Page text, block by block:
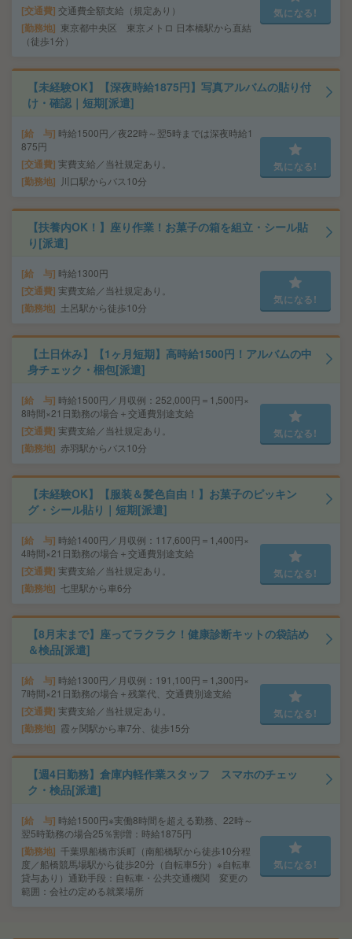
交通費 交通費全額支給（規定あり）
勤務地
東京都中央区 東京メトロ 日本橋駅から直結
（徒歩1分）
気になる!
【未経験OK】【深夜時給1875円】写真アルバムの貼り付
け・確認｜短期[派遣]
給 与 時給1500円／夜22時～翌5時までは深夜時給1
875円
交通費 実費支給／当社規定あり。
勤務地 川口駅からバス10分
気になる!
【扶養内OK！】座り作業！お菓子の箱を組立・シール貼
り[派遣]
給 与 時給1300円
交通費 実費支給／当社規定あり。
勤務地 土呂駅から徒歩10分
気になる!
【土日休み】【1ヶ月短期】高時給1500円！アルバムの中
身チェック・梱包[派遣]
給 与 時給1500円／月収例：252,000円＝1,500円×
8時間×21日勤務の場合＋交通費別途支給
交通費 実費支給／当社規定あり。
勤務地 赤羽駅からバス10分
気になる!
【未経験OK】【服装＆髪色自由！】お菓子のピッキン
グ・シール貼り｜短期[派遣]
給 与 時給1400円／月収例：117,600円＝1,400円×
4時間×21日勤務の場合＋交通費別途支給
交通費 実費支給／当社規定あり。
勤務地 七里駅から車6分
気になる!
【8月末まで】座ってラクラク！健康診断キットの袋詰め
＆検品[派遣]
給 与 時給1300円／月収例：191,100円＝1,300円×
7時間×21日勤務の場合＋残業代、交通費別途支給
交通費 実費支給／当社規定あり。
勤務地 霞ヶ関駅から車7分、徒歩15分
気になる!
【週4日勤務】倉庫内軽作業スタッフ スマホのチェッ
ク・検品[派遣]
給 与 時給1500円※実働8時間を超える勤務、22時～
翌5時勤務の場合25％割増：時給1875円
勤務地 千葉県船橋市浜町（南船橋駅から徒歩10分程
度／船橋競馬場駅から徒歩20分（自転車5分）※自転車
貸与あり）通勤手段：自転車・公共交通機関 変更の
範囲：会社の定める就業場所
気になる!